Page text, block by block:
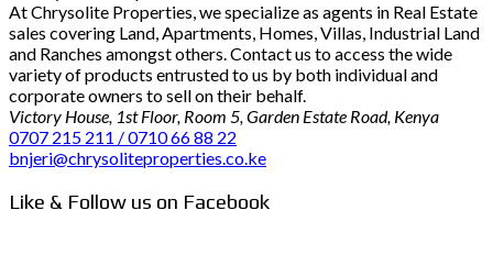
At Chrysolite Properties, we specialize as agents in Real Estate
sales covering Land, Apartments, Homes, Villas, Industrial Land
and Ranches amongst others. Contact us to access the wide
variety of products entrusted to us by both individual and
corporate owners to sell on their behalf.
Victory House, 1st Floor, Room 5, Garden Estate Road, Kenya
0707 215 211 / 0710 66 88 22
bnjeri@chrysoliteproperties.co.ke
Like & Follow us on Facebook